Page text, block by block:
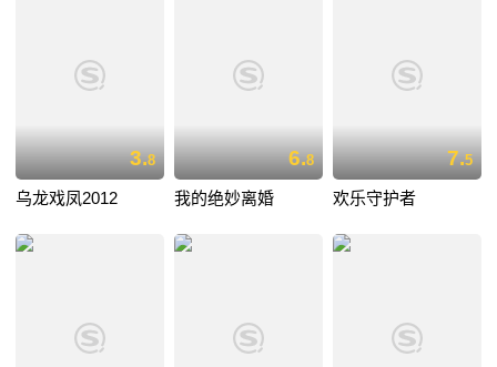
3.8
乌龙戏凤2012
6.8
我的绝妙离婚
7.5
欢乐守护者